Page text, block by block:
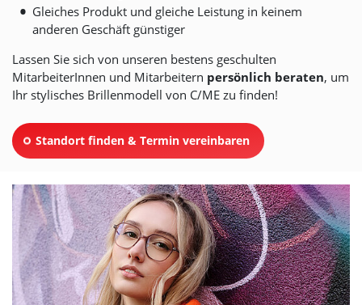
Gleiches Produkt und gleiche Leistung in keinem
anderen Geschäft günstiger
Lassen Sie sich von unseren bestens geschulten
MitarbeiterInnen und Mitarbeitern persönlich beraten, um
Ihr stylisches Brillenmodell von C/ME zu finden!
Standort finden & Termin vereinbaren